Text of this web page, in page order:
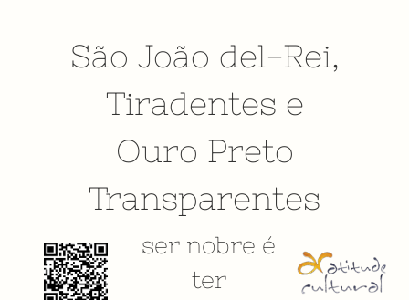
São João del-Rei,
Tiradentes e
Ouro Preto
Transparentes
ser nobre é
ter